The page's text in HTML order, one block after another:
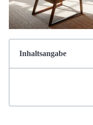
Inhaltsangabe